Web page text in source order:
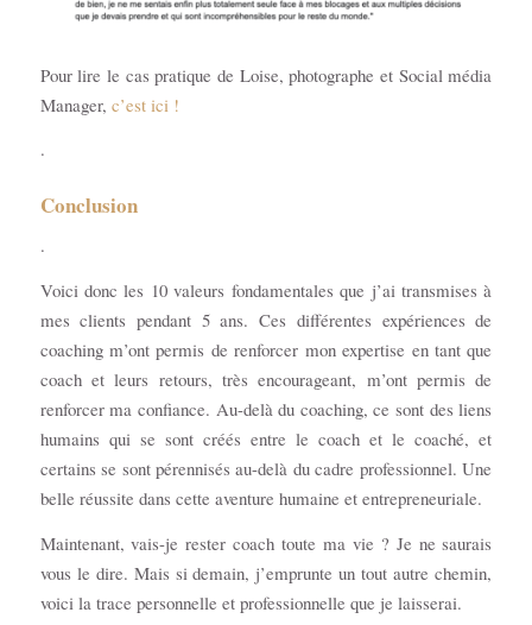
Pour lire le cas pratique de Loise, photographe et Social média
Manager, c’est ici !
.
Conclusion
.
Voici donc les 10 valeurs fondamentales que j’ai transmises à
mes clients pendant 5 ans. Ces différentes expériences de
coaching m’ont permis de renforcer mon expertise en tant que
coach et leurs retours, très encourageant, m’ont permis de
renforcer ma confiance. Au-delà du coaching, ce sont des liens
humains qui se sont créés entre le coach et le coaché, et
certains se sont pérennisés au-delà du cadre professionnel. Une
belle réussite dans cette aventure humaine et entrepreneuriale.
Maintenant, vais-je rester coach toute ma vie ? Je ne saurais
vous le dire. Mais si demain, j’emprunte un tout autre chemin,
voici la trace personnelle et professionnelle que je laisserai.